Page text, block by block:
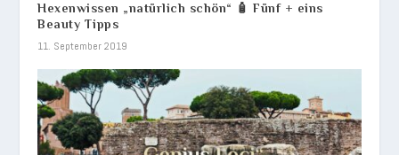
Hexenwissen „natürlich schön“ 🧴 Fünf + eins
Beauty Tipps
11. September 2019